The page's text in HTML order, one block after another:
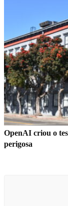
OpenAI criou o
perigosa